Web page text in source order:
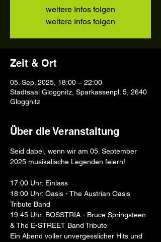
weitere Infos folgen
weitere Infos folgen
Zeit & Ort
05. Sep. 2025, 18:00 – 22:00
Stadtsaal Gloggnitz, Sparkassenpl. 5, 2640
Gloggnitz
Über die Veranstaltung
Seid dabei, wenn wir am 05. September
2025 musikalische Legenden feiern!
17:00 Uhr: Einlass
18:00 Uhr: Öasis - The Austrian Oasis
Tribute Band
19:45 Uhr: BOSSTRIA - Bruce Springsteen
& The E-STREET Band Tribute
Ein Abend voller unvergesslicher Hits und